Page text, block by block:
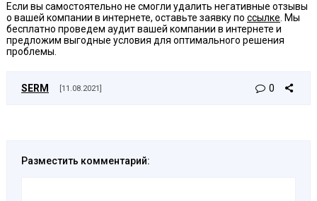
Если вы самостоятельно не смогли удалить негативные отзывы
о вашей компании в интернете, оставьте заявку по ссылке . Мы
бесплатно проведем аудит вашей компании в интернете и
предложим выгодные условия для оптимального решения
проблемы.
SERM [11.08.2021] 0
Разместить комментарий: